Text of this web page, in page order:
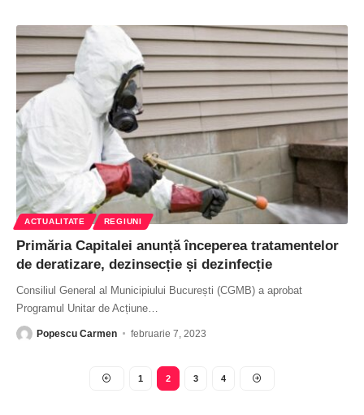
ACTUALITATE REGIUNI
Primăria Capitalei anunță începerea tratamentelor
de deratizare, dezinsecție și dezinfecție
Consiliul General al Municipiului București (CGMB) a aprobat
Programul Unitar de Acțiune
Popescu Carmen februarie 7, 2023
1 2 3 4